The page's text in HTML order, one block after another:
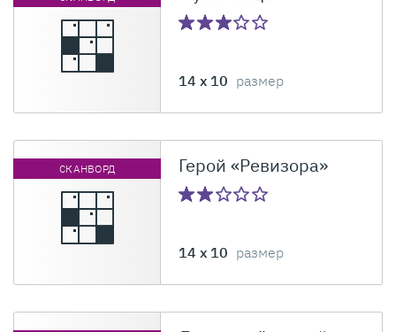
14 x 10 размер
СКАНВОРД Герой «Ревизора»
14 x 10 размер